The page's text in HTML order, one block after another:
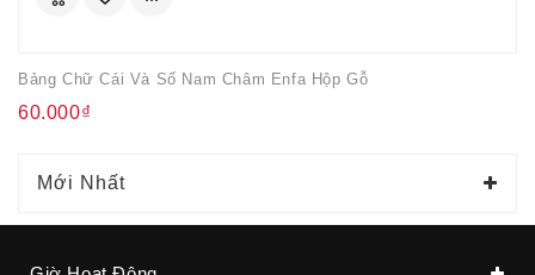
Bảng Chữ Cái Và Số Nam Châm Enfa Hộp Gỗ
60.000₫
Mới Nhất